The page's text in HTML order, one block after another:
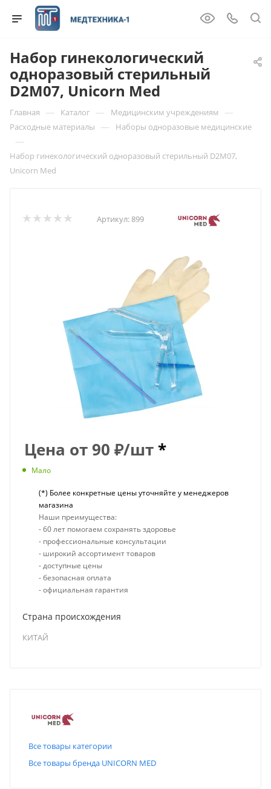
Набор гинекологический
одноразовый стерильный
D2M07, Unicorn Med
Главная — Каталог — Медицинским учреждениям —
Расходные материалы — Наборы одноразовые медицинские
—
Набор гинекологический одноразовый стерильный D2M07,
Unicorn Med
Артикул:899
Цена от 90 ₽/шт *
Мало
(*) Более конкретные цены уточняйте у менеджеров
магазина
Наши преимущества:
- 60 лет помогаем сохранять здоровье
- профессиональные консультации
- широкий ассортимент товаров
- доступные цены
- безопасная оплата
- официальная гарантия
Страна происхождения
КИТАЙ
Все товары категории
Все товары бренда UNICORN MED